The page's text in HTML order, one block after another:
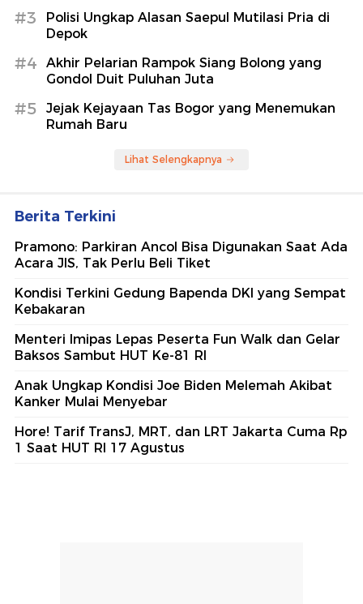
#3
Polisi Ungkap Alasan Saepul Mutilasi Pria di
Depok
#4
Akhir Pelarian Rampok Siang Bolong yang
Gondol Duit Puluhan Juta
#5
Jejak Kejayaan Tas Bogor yang Menemukan
Rumah Baru
Lihat Selengkapnya
Berita Terkini
Pramono: Parkiran Ancol Bisa Digunakan Saat Ada
Acara JIS, Tak Perlu Beli Tiket
Kondisi Terkini Gedung Bapenda DKI yang Sempat
Kebakaran
Menteri Imipas Lepas Peserta Fun Walk dan Gelar
Baksos Sambut HUT Ke-81 RI
Anak Ungkap Kondisi Joe Biden Melemah Akibat
Kanker Mulai Menyebar
Hore! Tarif TransJ, MRT, dan LRT Jakarta Cuma Rp
1 Saat HUT RI 17 Agustus